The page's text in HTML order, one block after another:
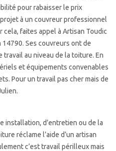
pour rabaisser le prix
à un couvreur professionnel
cela, faites appel à Artisan Toudic
Ses couvreurs ont de
au niveau de la toiture. En
et équipements convenables
Pour un travail pas cher mais de
installation, d’entretien ou de la
réclame l’aide d’un artisan
c’est travail périlleux mais